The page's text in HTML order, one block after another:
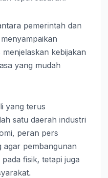
pemerintah dan
kebijakan
yang mudah
yang terus
satu daerah industri
peran pers
agar pembangunan
fisik, tetapi juga